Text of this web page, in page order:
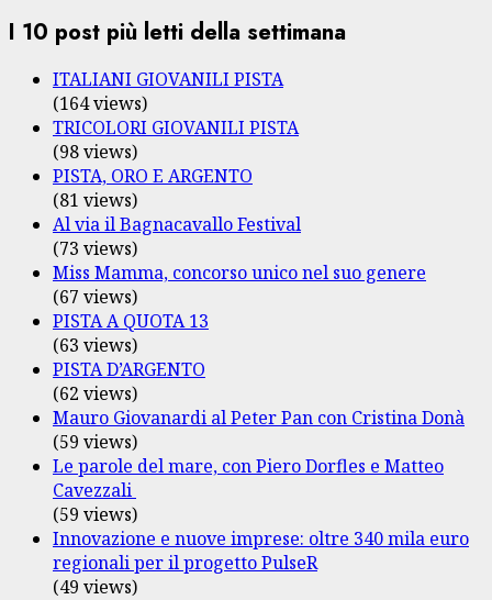
I 10 post più letti della settimana
ITALIANI GIOVANILI PISTA
(164 views)
TRICOLORI GIOVANILI PISTA
(98 views)
PISTA, ORO E ARGENTO
(81 views)
Al via il Bagnacavallo Festival
(73 views)
Miss Mamma, concorso unico nel suo genere
(67 views)
PISTA A QUOTA 13
(63 views)
PISTA D’ARGENTO
(62 views)
Mauro Giovanardi al Peter Pan con Cristina Donà
(59 views)
Le parole del mare, con Piero Dorfles e Matteo
Cavezzali
(59 views)
Innovazione e nuove imprese: oltre 340 mila euro
regionali per il progetto PulseR
(49 views)